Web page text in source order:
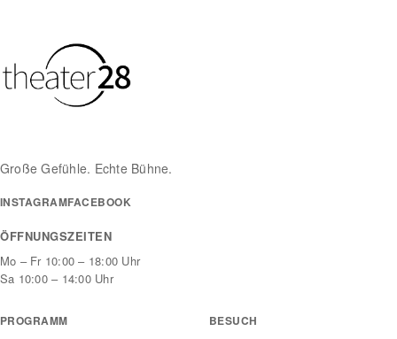
Große Gefühle. Echte Bühne.
INSTAGRAMFACEBOOK
ÖFFNUNGSZEITEN
Mo – Fr 10:00 – 18:00 Uhr
Sa 10:00 – 14:00 Uhr
PROGRAMM BESUCH